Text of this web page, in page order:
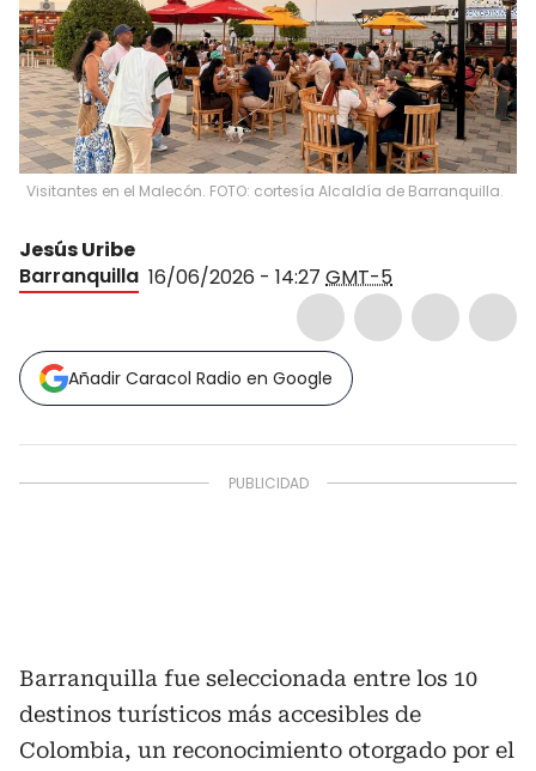
Visitantes en el Malecón. FOTO: cortesía Alcaldía de Barranquilla.
Jesús Uribe
Barranquilla 16/06/2026 - 14:27 GMT-5
Añadir Caracol Radio en Google
Barranquilla fue seleccionada entre los 10
destinos turísticos más accesibles de
Colombia, un reconocimiento otorgado por el